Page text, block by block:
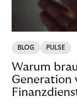
BLOG PULSE
Warum
Generation